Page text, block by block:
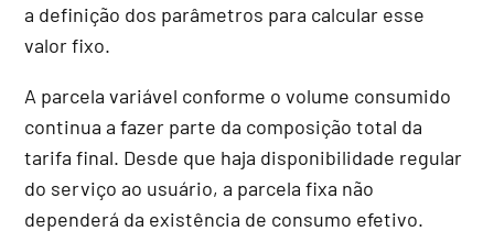
a definição dos parâmetros para calcular esse
valor fixo.
A parcela variável conforme o volume consumido
continua a fazer parte da composição total da
tarifa final. Desde que haja disponibilidade regular
do serviço ao usuário, a parcela fixa não
dependerá da existência de consumo efetivo.